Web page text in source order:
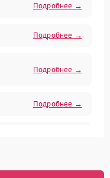
Подробнее →
Подробнее →
Подробнее →
Подробнее →